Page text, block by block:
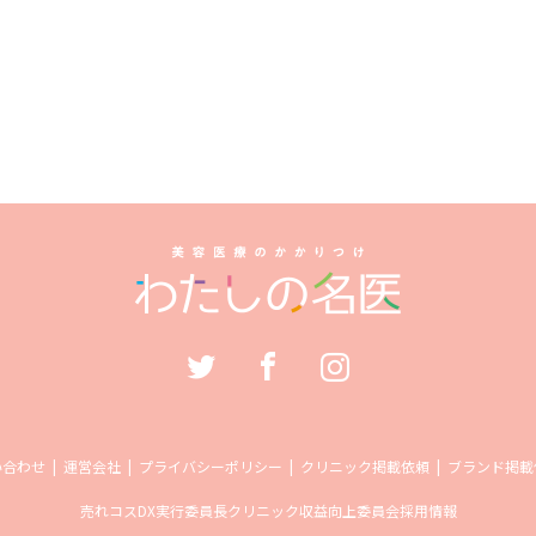
わせ 運営会社 プライバシーポリシー クリニック掲載依頼 ブランド掲
売れコスDX実行委員長クリニック収益向上委員会採用情報